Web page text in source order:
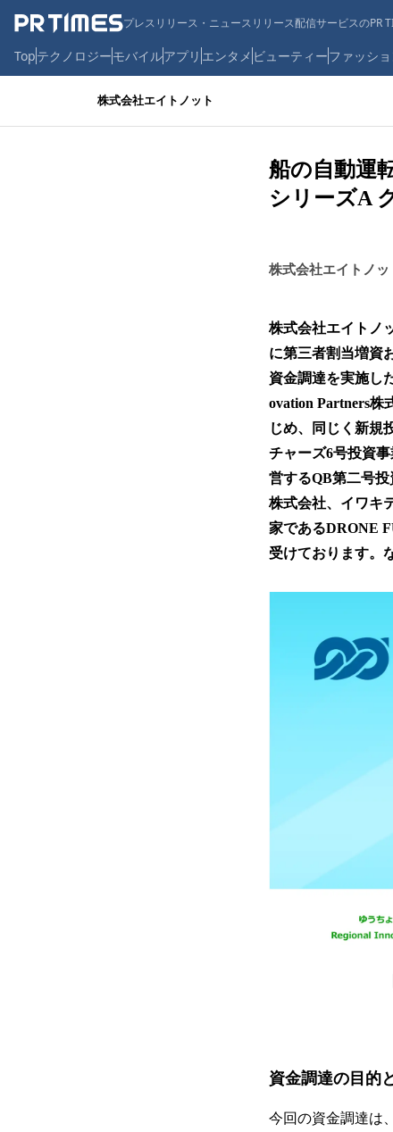
プレスリリース・ニュースリリース配信サービスのPR
Topテクノロジーモバイルアプリ エンタメ ビューティーファッシ
株式会社エイトノット
船の自動運
シリーズA
株式会社エイトノッ
株式会社エイトノ
に第三者割当増資
資金調達を実施し
ovation Partners株
じめ、同じく新規
チャーズ6号投資
営するQB第二号
株式会社、イワキ
家であるDRONE
受けております。
資金調達の目的
今回の資金調達は